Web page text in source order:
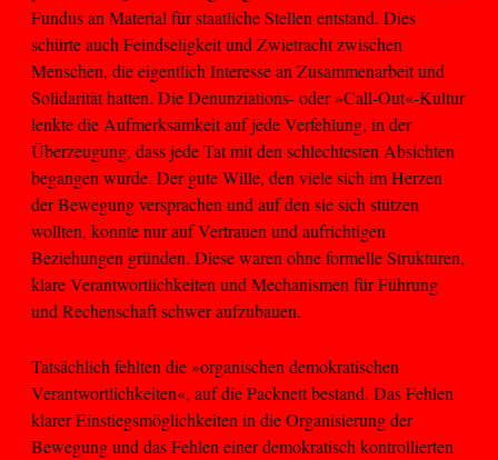
Fundus an Material für staatliche Stellen entstand. Dies
schürte auch Feindseligkeit und Zwietracht zwischen
Menschen, die eigentlich Interesse an Zusammenarbeit und
Solidarität hatten. Die Denunziations- oder »Call-Out«-Kultur
lenkte die Aufmerksamkeit auf jede Verfehlung, in der
Überzeugung, dass jede Tat mit den schlechtesten Absichten
begangen wurde. Der gute Wille, den viele sich im Herzen
der Bewegung versprachen und auf den sie sich stützen
wollten, konnte nur auf Vertrauen und aufrichtigen
Beziehungen gründen. Diese waren ohne formelle Strukturen,
klare Verantwortlichkeiten und Mechanismen für Führung
und Rechenschaft schwer aufzubauen.
Tatsächlich fehlten die »organischen demokratischen
Verantwortlichkeiten«, auf die Packnett bestand. Das Fehlen
klarer Einstiegsmöglichkeiten in die Organisierung der
Bewegung und das Fehlen einer demokratisch kontrollierten